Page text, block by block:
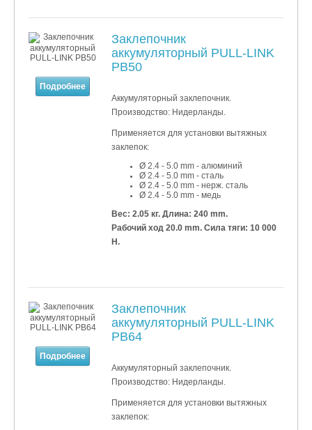
Подробнее
Заклепочник
аккумуляторный PULL-LINK
PB50
Аккумуляторный заклепочник.
Производство: Нидерланды.
Применяется для установки вытяжных
заклепок:
Ø 2.4 - 5.0 mm - алюминий
Ø 2.4 - 5.0 mm - сталь
Ø 2.4 - 5.0 mm - нерж. сталь
Ø 2.4 - 5.0 mm - медь
Вес: 2.05 кг. Длина: 240 mm.
Рабочий ход 20.0 mm. Сила тяги: 10 000
Н.
Подробнее
Заклепочник
аккумуляторный PULL-LINK
PB64
Аккумуляторный заклепочник.
Производство: Нидерланды.
Применяется для установки вытяжных
заклепок: